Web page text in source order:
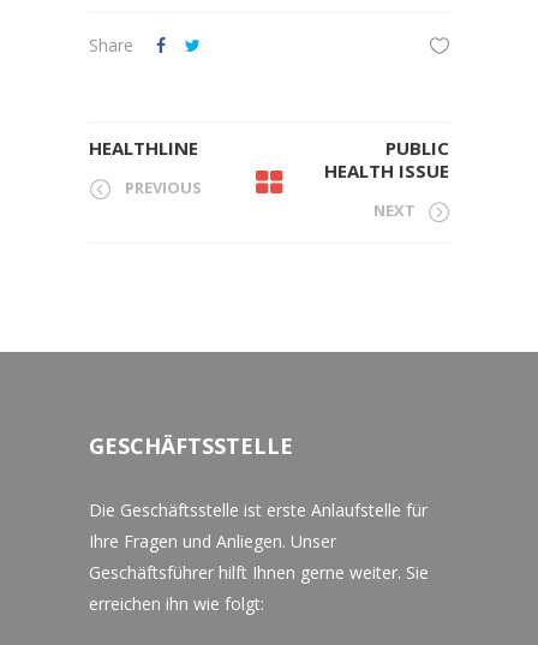
Share
HEALTHLINE
PREVIOUS
PUBLIC
HEALTH ISSUE
NEXT
GESCHÄFTSSTELLE
Die Geschäftsstelle ist erste Anlaufstelle für
Ihre Fragen und Anliegen. Unser
Geschäftsführer hilft Ihnen gerne weiter. Sie
erreichen ihn wie folgt: